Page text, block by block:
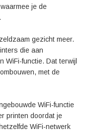
je de
gezicht meer.
die aan
WiFi-functie. Dat terwijl
met de
WiFi-functie
printen doordat je
WiFi-netwerk